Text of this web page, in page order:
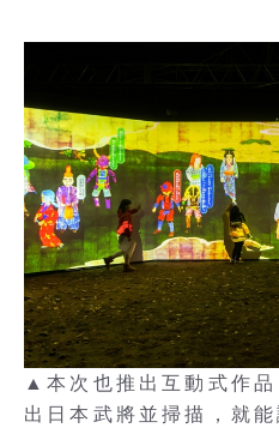
▲本次也推出互動式作
出日本武將並掃描，就